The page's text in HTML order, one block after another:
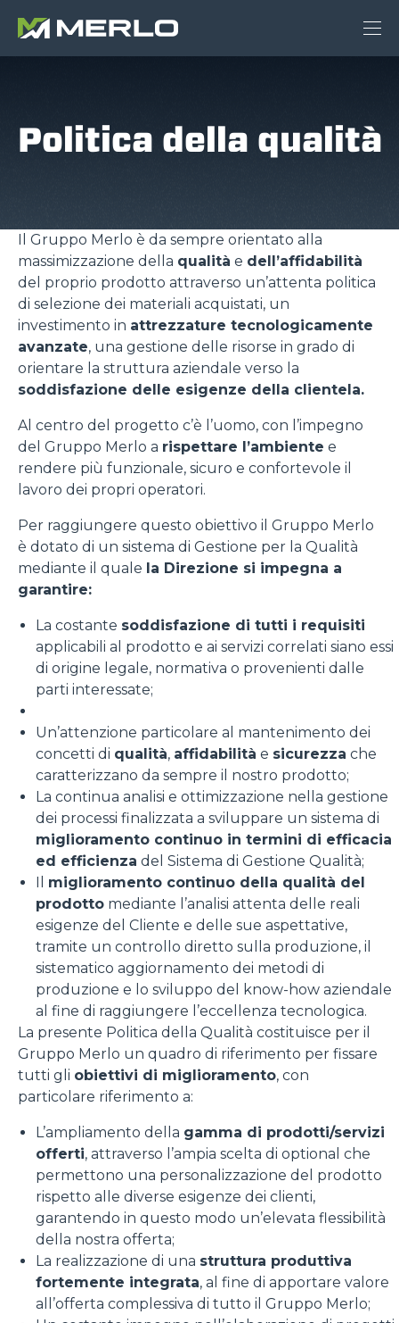
Politica della qualità
Il Gruppo Merlo è da sempre orientato alla
massimizzazione della qualità e dell’affidabilità
del proprio prodotto attraverso un’attenta politica
di selezione dei materiali acquistati, un
investimento in attrezzature tecnologicamente
avanzate, una gestione delle risorse in grado di
orientare la struttura aziendale verso la
soddisfazione delle esigenze della clientela.
Al centro del progetto c’è l’uomo, con l’impegno
del Gruppo Merlo a rispettare l’ambiente e
rendere più funzionale, sicuro e confortevole il
lavoro dei propri operatori.
Per raggiungere questo obiettivo il Gruppo Merlo
è dotato di un sistema di Gestione per la Qualità
mediante il quale la Direzione si impegna a
garantire:
La costante soddisfazione di tutti i requisiti
applicabili al prodotto e ai servizi correlati siano essi
di origine legale, normativa o provenienti dalle
parti interessate;
Un’attenzione particolare al mantenimento dei
concetti di qualità, affidabilità e sicurezza che
caratterizzano da sempre il nostro prodotto;
La continua analisi e ottimizzazione nella gestione
dei processi finalizzata a sviluppare un sistema di
miglioramento continuo in termini di efficacia
ed efficienza del Sistema di Gestione Qualità;
Il miglioramento continuo della qualità del
prodotto mediante l’analisi attenta delle reali
esigenze del Cliente e delle sue aspettative,
tramite un controllo diretto sulla produzione, il
sistematico aggiornamento dei metodi di
produzione e lo sviluppo del know-how aziendale
al fine di raggiungere l’eccellenza tecnologica.
La presente Politica della Qualità costituisce per il
Gruppo Merlo un quadro di riferimento per fissare
tutti gli obiettivi di miglioramento, con
particolare riferimento a:
L’ampliamento della gamma di prodotti/servizi
offerti, attraverso l’ampia scelta di optional che
permettono una personalizzazione del prodotto
rispetto alle diverse esigenze dei clienti,
garantendo in questo modo un’elevata flessibilità
della nostra offerta;
La realizzazione di una struttura produttiva
fortemente integrata, al fine di apportare valore
all’offerta complessiva di tutto il Gruppo Merlo;